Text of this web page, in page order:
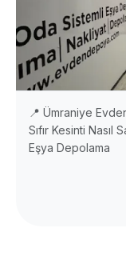
📍 Ümraniye
Sıfır Kesinti
Eşya Depolama